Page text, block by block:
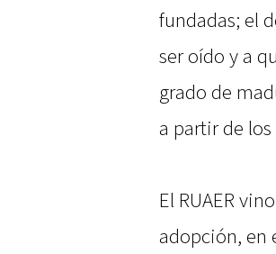
fundadas; el
ser oído y a
grado de
a partir de
El RUAER
adopción, en